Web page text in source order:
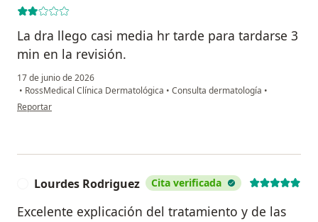
La dra llego casi media hr tarde para tardarse 3
min en la revisión.
17 de junio de 2026
• RossMedical Clínica Dermatológica • Consulta dermatología •
en opinión del usuario Paulina de los Cobos
Reportar
Lourdes Rodriguez Cita verificada
Excelente explicación del tratamiento y de las